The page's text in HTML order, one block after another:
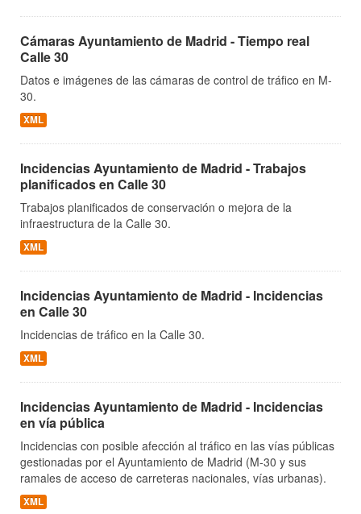
Cámaras Ayuntamiento de Madrid - Tiempo real
Calle 30
Datos e imágenes de las cámaras de control de tráfico en M-
30.
XML
Incidencias Ayuntamiento de Madrid - Trabajos
planificados en Calle 30
Trabajos planificados de conservación o mejora de la
infraestructura de la Calle 30.
XML
Incidencias Ayuntamiento de Madrid - Incidencias
en Calle 30
Incidencias de tráfico en la Calle 30.
XML
Incidencias Ayuntamiento de Madrid - Incidencias
en vía pública
Incidencias con posible afección al tráfico en las vías públicas
gestionadas por el Ayuntamiento de Madrid (M-30 y sus
ramales de acceso de carreteras nacionales, vías urbanas).
XML